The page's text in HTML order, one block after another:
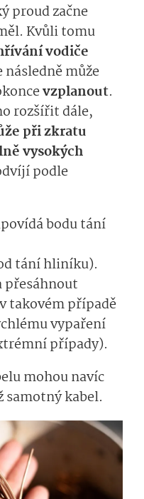
proud začne
Kvůli tomu
vodiče
následně může
vzplanout.
rozšířit dále,
při zkratu
vysokých
podle
bodu tání
tání hliníku).
přesáhnout
takovém případě
vypaření
případy).
mohou navíc
samotný kabel.